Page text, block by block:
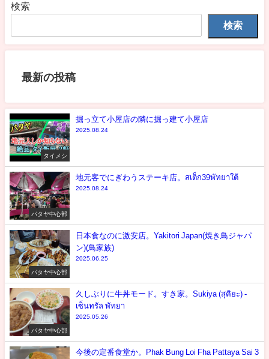
検索
検索
最新の投稿
タイメシ
掘っ立て小屋店の隣に掘っ建て小屋店
2025.08.24
パタヤ中心部
地元客でにぎわうステーキ店。สเต็ก39พัทยาใต้
2025.08.24
パタヤ中心部
日本食なのに激安店。Yakitori Japan(焼き鳥ジャパ
ン)(鳥家族)
2025.06.25
パタヤ中心部
久しぶりに牛丼モード。すき家。Sukiya (สุคิยะ) -
เซ็นทรัล พัทยา
2025.05.26
今後の定番食堂か。Phak Bung Loi Fha Pattaya Sai 3